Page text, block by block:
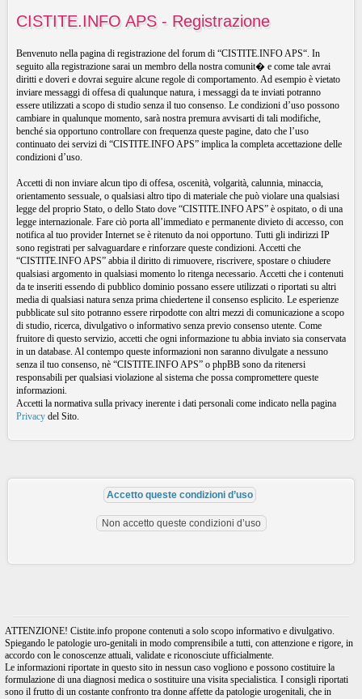
CISTITE.INFO APS - Registrazione
Benvenuto nella pagina di registrazione del forum di “CISTITE.INFO APS“. In
seguito alla registrazione sarai un membro della nostra comunit� e come tale avrai
diritti e doveri e dovrai seguire alcune regole di comportamento. Ad esempio è vietato
inviare messaggi di offesa di qualunque natura, i messaggi da te inviati potranno
essere utilizzati a scopo di studio senza il tuo consenso. Le condizioni d’uso possono
cambiare in qualunque momento, sarà nostra premura avvisarti di tali modifiche,
benché sia opportuno controllare con frequenza queste pagine, dato che l’uso
continuato dei servizi di “CISTITE.INFO APS” implica la completa accettazione delle
condizioni d’uso.
Accetti di non inviare alcun tipo di offesa, oscenità, volgarità, calunnia, minaccia,
orientamento sessuale, o qualsiasi altro tipo di materiale che può violare una qualsiasi
legge del proprio Stato, o dello Stato dove “CISTITE.INFO APS” è ospitato, o di una
legge internazionale. Fare ciò porta all’immediato e permanente divieto di accesso, con
notifica al tuo provider Internet se è ritenuto da noi opportuno. Tutti gli indirizzi IP
sono registrati per salvaguardare e rinforzare queste condizioni. Accetti che
“CISTITE.INFO APS” abbia il diritto di rimuovere, riscrivere, spostare o chiudere
qualsiasi argomento in qualsiasi momento lo ritenga necessario. Accetti che i contenuti
da te inseriti essendo di pubblico dominio possano essere utilizzati o riportati su altri
media di qualsiasi natura senza prima chiedertene il consenso esplicito. Le esperienze
pubblicate sul sito potranno essere rirpodotte con altri mezzi di comunicazione a scopo
di studio, ricerca, divulgativo o informativo senza previo consenso utente. Come
fruitore di questo servizio, accetti che ogni informazione tu abbia inviato sia conservata
in un database. Al contempo queste informazioni non saranno divulgate a nessuno
senza il tuo consenso, nè “CISTITE.INFO APS” o phpBB sono da ritenersi
responsabili per qualsiasi violazione al sistema che possa compromettere queste
informazioni.
Accetti la normativa sulla privacy inerente i dati personali come indicato nella pagina
Privacy del Sito.
ATTENZIONE! Cistite.info propone contenuti a solo scopo informativo e divulgativo.
Spiegando le patologie uro-genitali in modo comprensibile a tutti, con attenzione e rigore, in
accordo con le conoscenze attuali, validate e riconosciute ufficialmente.
Le informazioni riportate in questo sito in nessun caso vogliono e possono costituire la
formulazione di una diagnosi medica o sostituire una visita specialistica. I consigli riportati
sono il frutto di un costante confronto tra donne affette da patologie urogenitali, che in